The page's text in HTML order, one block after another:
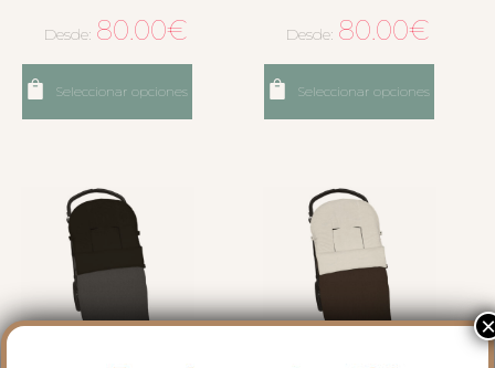
Desde: 80.00€
Seleccionar opciones
Desde: 80.00€
Seleccionar opciones
×